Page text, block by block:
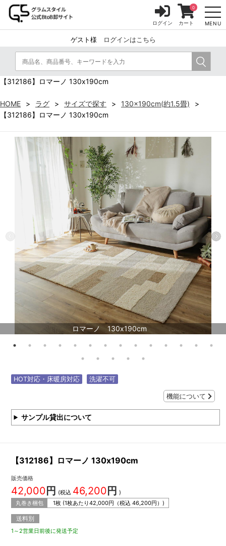
ゲスト様 ログインはこちら
MENU
ログイン カート
0
【312186】ロマーノ 130x190cm
HOME ラグ サイズで探す
130x190cm(約1.5畳)
【312186】ロマーノ 130x190cm
ロマーノ 130x190cm
HOT対応・床暖房対応 洗濯不可
機能について
サンプル貸出について
【312186】ロマーノ 130x190cm
販売価格
42,000 円 (税込 46,200 円 )
丸巻き梱包
1枚 (1枚あたり42,000円（税込46,200円）)
送料別
1～2営業日前後に発送予定